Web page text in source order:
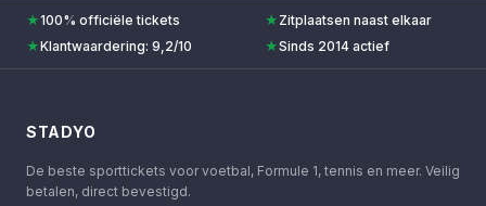
★100% officiële tickets ★ Zitplaatsen naast elkaar
★Klantwaardering: 9,2/10 ★Sinds 2014 actief
STADYO
De beste sporttickets voor voetbal, Formule 1, tennis en meer. Veilig
betalen, direct bevestigd.